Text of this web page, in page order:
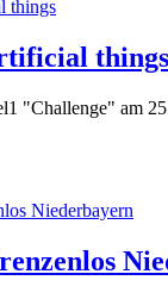
things
"Challenge" am